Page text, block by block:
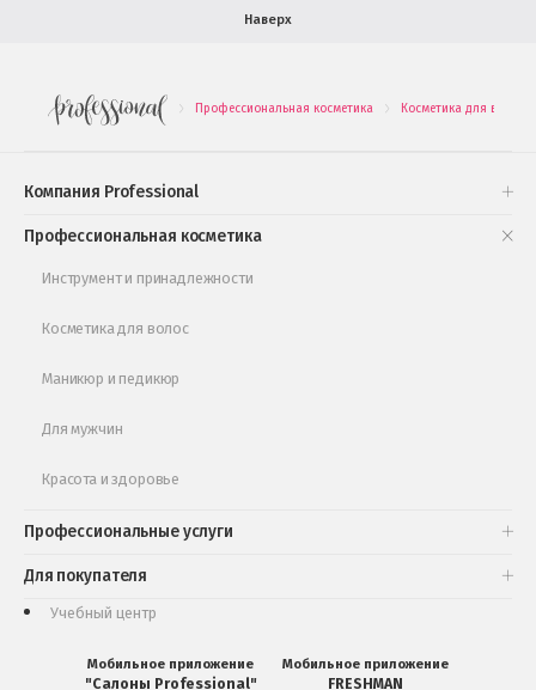
Наверх
. Профессиональная косметика . Косметика для волос
Компания Professional
Профессиональная косметика
Инструмент и принадлежности
Косметика для волос
Маникюр и педикюр
Для мужчин
Красота и здоровье
Профессиональные услуги
Для покупателя
Подарочные наборы
Обучающее видео
Учебный центр
Мобильное приложение
"Салоны Professional"
Мобильное приложение
FRESHMAN